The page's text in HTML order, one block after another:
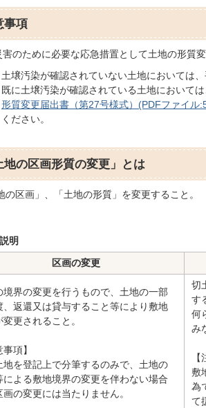
事項
害のために必要な応急措置として土地の形質
土壌汚染が確認されていない土地においては、
既に土壌汚染が確認されている土地において
形質変更届出書（第27号様式）(PDFファイル
ください。
地の区画形質の変更」とは
の区画」、「土地の形質」を変更すること。
明
区画の変更
境界の変更を行うもので、土地の一部
、返還又は貸与すること等により敷地
更されること。
事項】
地を登記上で分筆するのみで、土地の
による敷地境界の変更を伴わない場合
画の変更には当たりません。
切
す
何
み
敷
為
て